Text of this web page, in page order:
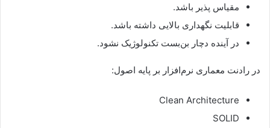
مقیاس‌ پذیر باشد.
قابلیت نگهداری بالایی داشته باشد.
در آینده دچار بن‌بست تکنولوژیک نشود.
در رادنت معماری نرم‌افزار بر پایه اصول:
Clean Architecture
SOLID